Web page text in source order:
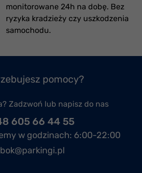
monitorowane 24h na dobę. Bez
ryzyka kradzieży czy uszkodzenia
samochodu.
pomocy?
Zadzwoń lub napisz do nas
605 66 44 55
w godzinach: 6:00-22:00
bok@parkingi.pl